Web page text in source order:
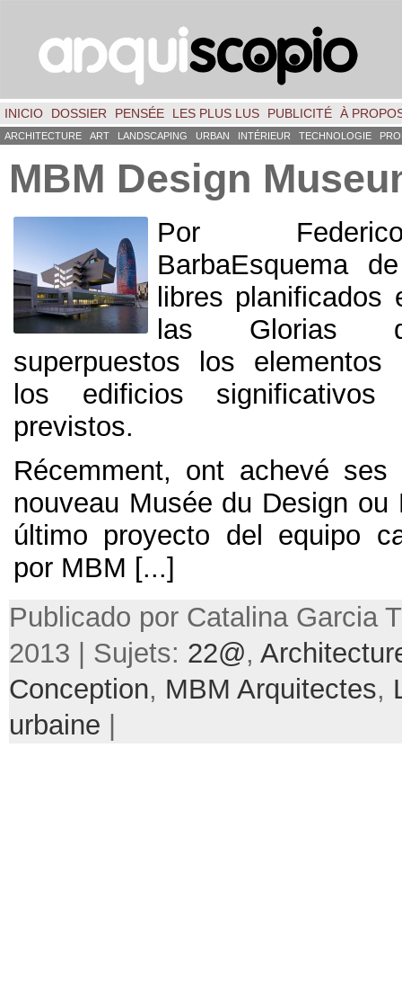
INICIO DOSSIER PENSÉE LES PLUS LUS PUBLICITÉ À
ARCHITECTURE ART LANDSCAPING URBAN INTÉRIEUR TECHNOLOGIE
MBM Design
Por
BarbaEsquema
libres
las Glorias
superpuestos los elementos
los edificios
previstos.
Récemment, ont achevé
nouveau Musée du Design
último proyecto del equipo
por MBM [...]
Publicado por Catalina Garcia
2013 | Sujets: 22@,
Conception, MBM Arquitectes,
urbaine